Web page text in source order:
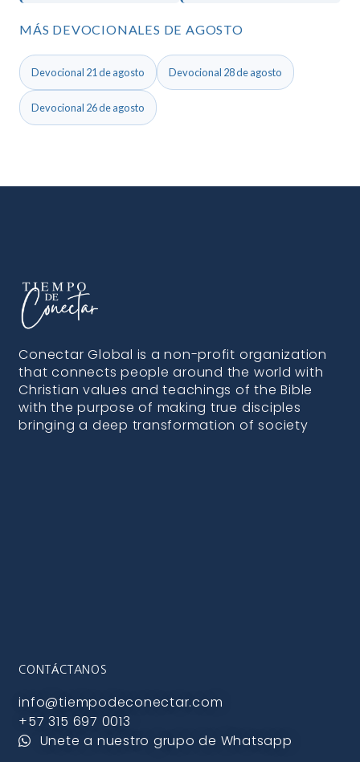
MÁS DEVOCIONALES DE AGOSTO
Devocional 21 de agosto Devocional 28 de agosto
Devocional 26 de agosto
Conectar Global is a non-profit organization
that connects people around the world with
Christian values and teachings of the Bible
with the purpose of making true disciples
bringing a deep transformation of society
CONTÁCTANOS
info@tiempodeconectar.com
+57 315 697 0013
Unete a nuestro grupo de Whatsapp